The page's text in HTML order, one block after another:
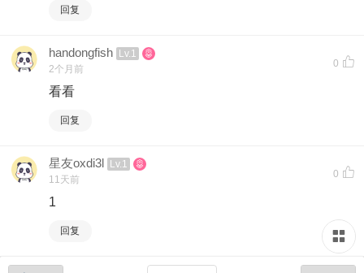
回复
0
handongfish
Lv.1
2个月前
看看
回复
0
星友oxdi3l
Lv.1
11天前
1
回复